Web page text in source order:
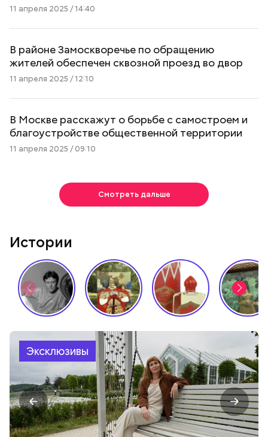
11 апреля 2025 / 14:40
В районе Замоскворечье по обращению
жителей обеспечен сквозной проезд во двор
11 апреля 2025 / 12:10
В Москве расскажут о борьбе с самостроем и
благоустройстве общественной территории
11 апреля 2025 / 09:10
Смотреть дальше
Истории
Эксклюзивы